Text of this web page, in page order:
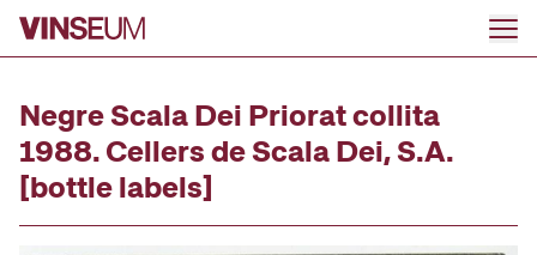
Go to content
Negre Scala Dei Priorat collita
1988. Cellers de Scala Dei, S.A.
[bottle labels]